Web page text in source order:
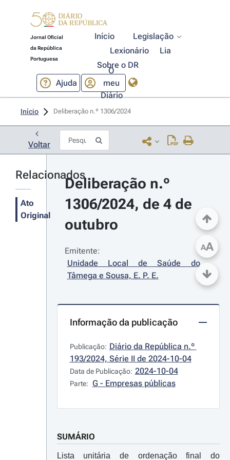
Jornal Oficial
da República
Portuguesa
Início
Legislação
Lexionário
Lia
Sobre o DR
Ajuda
O
meu
Diário
Início Deliberação n.º 1306/2024
Voltar
Relacionados
Ato
Original
Deliberação n.º
1306/2024, de 4 de
outubro
Emitente:
Unidade Local de Saúde do
Tâmega e Sousa, E. P. E.
Informação da publicação
Publicação: Diário da República n.º
193/2024, Série II de 2024-10-04
Data de Publicação: 2024-10-04
Parte: G - Empresas públicas
SUMÁRIO
Lista unitária de ordenação final do
AA